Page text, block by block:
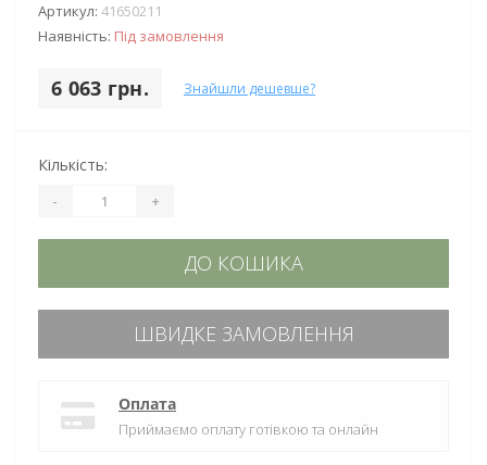
Артикул: 41650211
Наявність: Під замовлення
6 063 грн. Знайшли дешевше?
Кількість:
- +
ДО КОШИКА
ШВИДКЕ ЗАМОВЛЕННЯ
Оплата
Приймаємо оплату готівкою та онлайн